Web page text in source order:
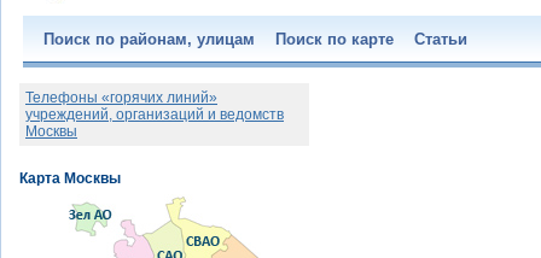
Поиск по районам, улицам Поиск по карте Статьи
Телефоны «горячих линий»
учреждений, организаций и ведомств
Москвы